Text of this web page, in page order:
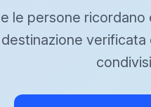
le persone